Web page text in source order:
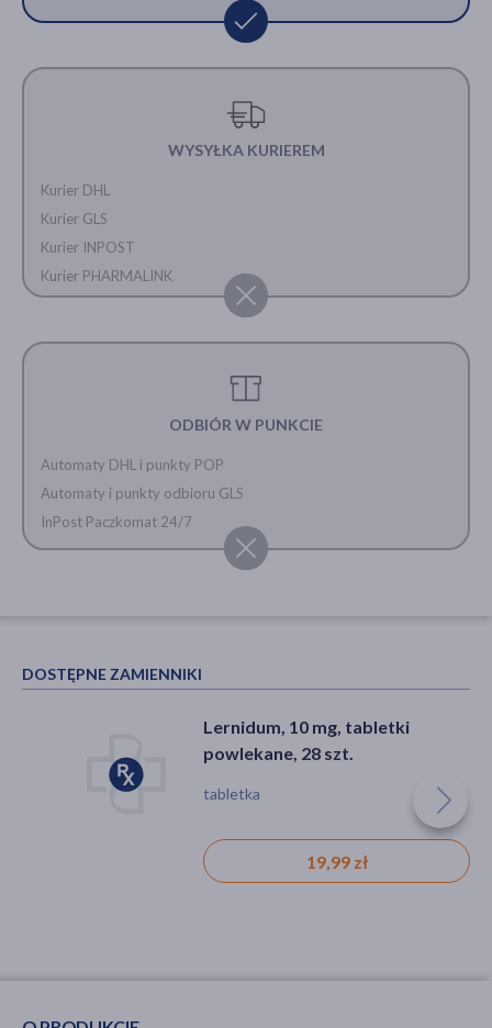
WYSYŁKA KURIEREM
Kurier DHL
Kurier GLS
Kurier INPOST
Kurier PHARMALINK
ODBIÓR W PUNKCIE
Automaty DHL i punkty POP
Automaty i punkty odbioru GLS
InPost Paczkomat 24/7
DOSTĘPNE ZAMIENNIKI
Lernidum, 10 mg, tabletki
powlekane, 28 szt.
tabletka
19,99 zł